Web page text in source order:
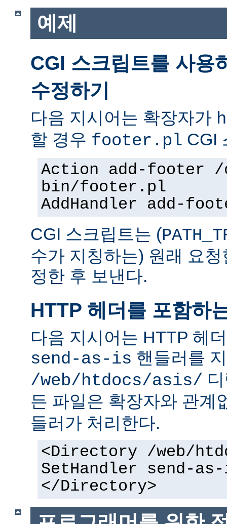
예제
CGI 스크립트를 사용
수정하기
다음 지시어는 확장자가
할 경우 footer.pl CGI
Action add-footer
bin/footer.pl
AddHandler add-
CGI 스크립트는 (
수가 지칭하는) 원래 요
정한 후 보낸다.
HTTP 헤더를 포함하
다음 지시어는 HTTP 헤
send-as-is 핸들러를
/web/htdocs/asis/
든 파일은 확장자와 관계
들러가 처리한다.
<Directory /web/
SetHandler send-
</Directory>